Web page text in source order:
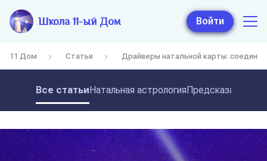
Школа 11-ый Дом Войти
11 Дом Статьи Драйверы натальной карты:
Все статьиНатальная астрология